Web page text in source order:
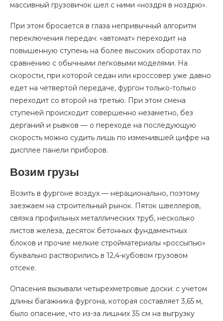
массивный грузовичок шел с ними «ноздря в ноздрю».
При этом бросается в глаза непривычный алгоритм
переключения передач: «автомат» переходит на
повышенную ступень на более высоких оборотах по
сравнению с обычными легковыми моделями. На
скорости, при которой седан или кроссовер уже давно
едет на четвертой передаче, фургон только-только
переходит со второй на третью. При этом смена
ступеней происходит совершенно незаметно, без
дерганий и рывков — о переходе на последующую
скорость можно судить лишь по изменившей цифре на
дисплее панели приборов.
Возим грузы
Возить в фургоне воздух — нерационально, поэтому
заезжаем на строительный рынок. Пяток швеллеров,
связка профильных металлических труб, несколько
листов железа, десяток бетонных фундаментных
блоков и прочие мелкие стройматериалы «россыпью»
буквально растворились в 12,4-кубовом грузовом
отсеке.
Опасения вызывали четырехметровые доски: с учетом
длины багажника фургона, которая составляет 3,65 м,
было опасение, что из-за лишних 35 см на выгрузку